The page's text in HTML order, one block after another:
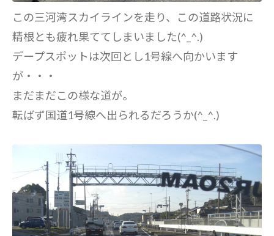
この三河湾スカイラインを走り、この道路状況に
精根とも疲れ果ててしまいました(^_^.)
デープスポットは次回とし1号線へ向かいます
が・・・
まだまだこの様な道が。
転ばず国道1号線へ出られるだろうか(^_^.)